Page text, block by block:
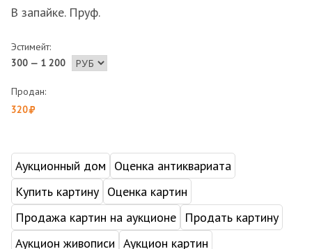
В запайке. Пруф.
Эстимейт:
300 — 1 200
Продан:
320
Аукционный дом
Оценка антиквариата
Купить картину Оценка картин
Продажа картин на аукционе
Продать картину
Аукцион живописи Аукцион картин